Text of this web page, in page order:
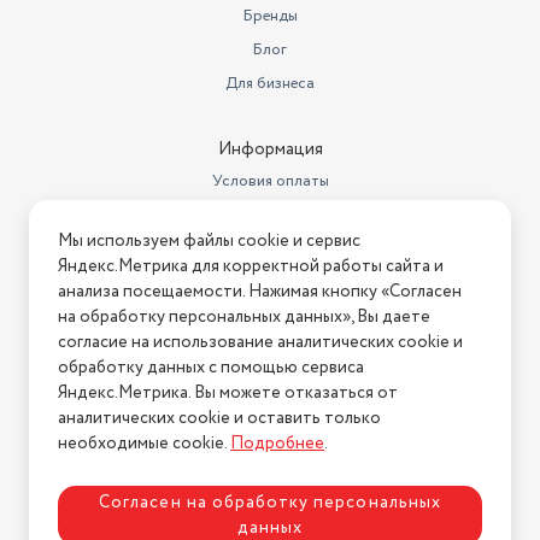
Бренды
Блог
Для бизнеса
Информация
Условия оплаты
Условия возврата
Нашли ошибку на сайте? Напишите нам
2026 © Интернет-магазин "АстМаркет". У нас есть всё!
Политика конфиденциальности
Мы используем файлы cookie и сервис
Яндекс.Метрика для корректной работы сайта и
анализа посещаемости. Нажимая кнопку «Согласен
на обработку персональных данных», Вы даете
согласие на использование аналитических cookie и
обработку данных с помощью сервиса
Яндекс.Метрика. Вы можете отказаться от
аналитических cookie и оставить только
необходимые cookie.Подробнее.
Согласен на обработку персональных
данных